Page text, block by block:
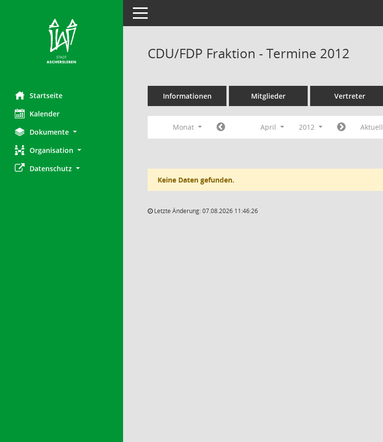
Startseite
Kalender
Dokumente
Organisation
Datenschutz
Toggle navigation
CDU/FDP Fraktion - Termine 2012
Informationen Mitglieder Vertreter
Monat April 2012 Aktuell
Keine Daten gefunden.
Letzte Änderung: 07.08.2026 11:46:26